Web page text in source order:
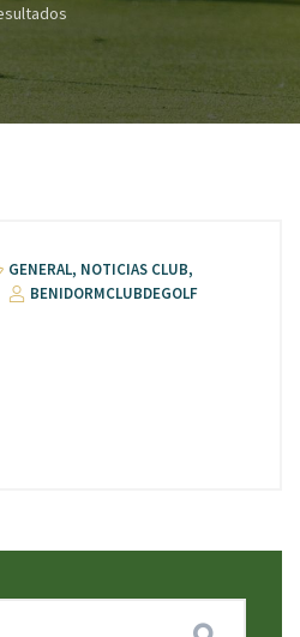
GENERAL, NOTICIAS CLUB,
BENIDORMCLUBDEGOLF